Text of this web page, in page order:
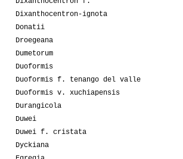
Dixanthocentron-ignota
Donatii
Droegeana
Dumetorum
Duoformis
Duoformis f. tenango del valle
Duoformis v. xuchiapensis
Durangicola
Duwei
Duwei f. cristata
Dyckiana